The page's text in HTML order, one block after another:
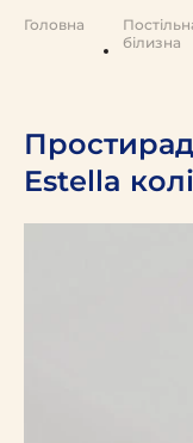
Головна
білизна
Estella